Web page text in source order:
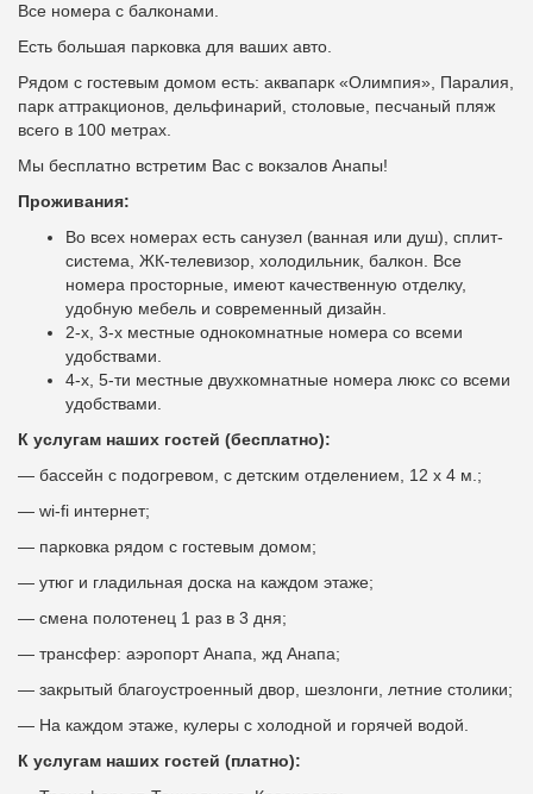
Все номера с балконами.
Есть большая парковка для ваших авто.
Рядом с гостевым домом есть: аквапарк «Олимпия», Паралия,
парк аттракционов, дельфинарий, столовые, песчаный пляж
всего в 100 метрах.
Мы бесплатно встретим Вас с вокзалов Анапы!
Проживания:
Во всех номерах есть санузел (ванная или душ), сплит-
система, ЖК-телевизор, холодильник, балкон. Все
номера просторные, имеют качественную отделку,
удобную мебель и современный дизайн.
2-х, 3-х местные однокомнатные номера со всеми
удобствами.
4-х, 5-ти местные двухкомнатные номера люкс со всеми
удобствами.
К услугам наших гостей (бесплатно):
— бассейн с подогревом, с детским отделением, 12 х 4 м.;
— wi-fi интернет;
— парковка рядом с гостевым домом;
— утюг и гладильная доска на каждом этаже;
— смена полотенец 1 раз в 3 дня;
— трансфер: аэропорт Анапа, жд Анапа;
— закрытый благоустроенный двор, шезлонги, летние столики;
— На каждом этаже, кулеры с холодной и горячей водой.
К услугам наших гостей (платно):